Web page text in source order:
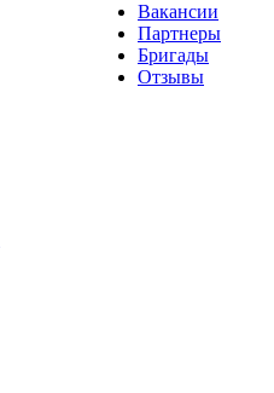
Вакансии
Партнеры
Бригады
Отзывы